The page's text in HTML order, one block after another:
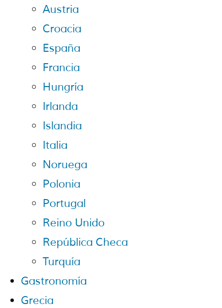
Austria
Croacia
España
Francia
Hungría
Irlanda
Islandia
Italia
Noruega
Polonia
Portugal
Reino Unido
República Checa
Turquía
Gastronomía
Grecia